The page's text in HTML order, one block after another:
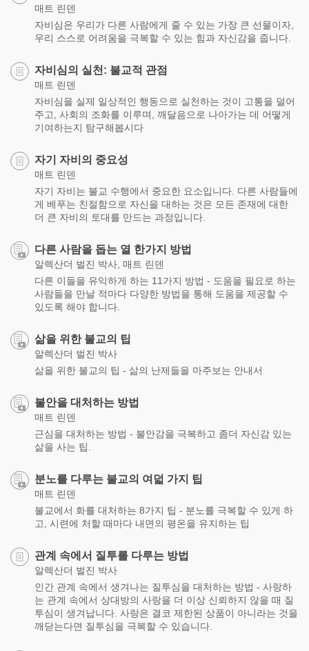
매트 린덴
자비심은 우리가 다른 사람에게 줄 수 있는 가장 큰 선물이자,
우리 스스로 어려움을 극복할 수 있는 힘과 자신감을 줍니다.
자비심의 실천: 불교적 관점
매트 린덴
자비심을 실제 일상적인 행동으로 실천하는 것이 고통을 덜어
주고, 사회의 조화를 이루며, 깨달음으로 나아가는 데 어떻게
기여하는지 탐구해봅시다
자기 자비의 중요성
매트 린덴
자기 자비는 불교 수행에서 중요한 요소입니다. 다른 사람들에
게 베푸는 친절함으로 자신을 대하는 것은 모든 존재에 대한
더 큰 자비의 토대를 만드는 과정입니다.
다른 사람을 돕는 열 한가지 방법
알렉산더 벌진 박사, 매트 린덴
다른 이들을 유익하게 하는 11가지 방법 - 도움을 필요로 하는
사람들을 만날 적마다 다양한 방법을 통해 도움을 제공할 수
있도록 해야 합니다.
삶을 위한 불교의 팁
알렉산더 벌진 박사
삶을 위한 불교의 팁 - 삶의 난제들을 마주보는 안내서
불안을 대처하는 방법
매트 린덴
근심을 대처하는 방법 - 불안감을 극복하고 좀더 자신감 있는
삶을 사는 팁.
분노를 다루는 불교의 여덟 가지 팁
매트 린덴
불교에서 화를 대처하는 8가지 팁 - 분노를 극복할 수 있게 하
고, 시련에 처할 때마다 내면의 평온을 유지하는 팁
관계 속에서 질투를 다루는 방법
알렉산더 벌진 박사
인간 관계 속에서 생겨나는 질투심을 대처하는 방법 - 사랑하
는 관계 속에서 상대방의 사랑을 더 이상 신뢰하지 않을 때 질
투심이 생겨납니다. 사랑은 결코 제한된 상품이 아니라는 것을
깨닫는다면 질투심을 극복할 수 있습니다.